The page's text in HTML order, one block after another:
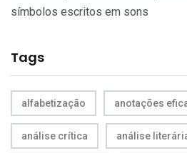
símbolos escritos em sons
Tags
alfabetização anotações
análise crítica análise